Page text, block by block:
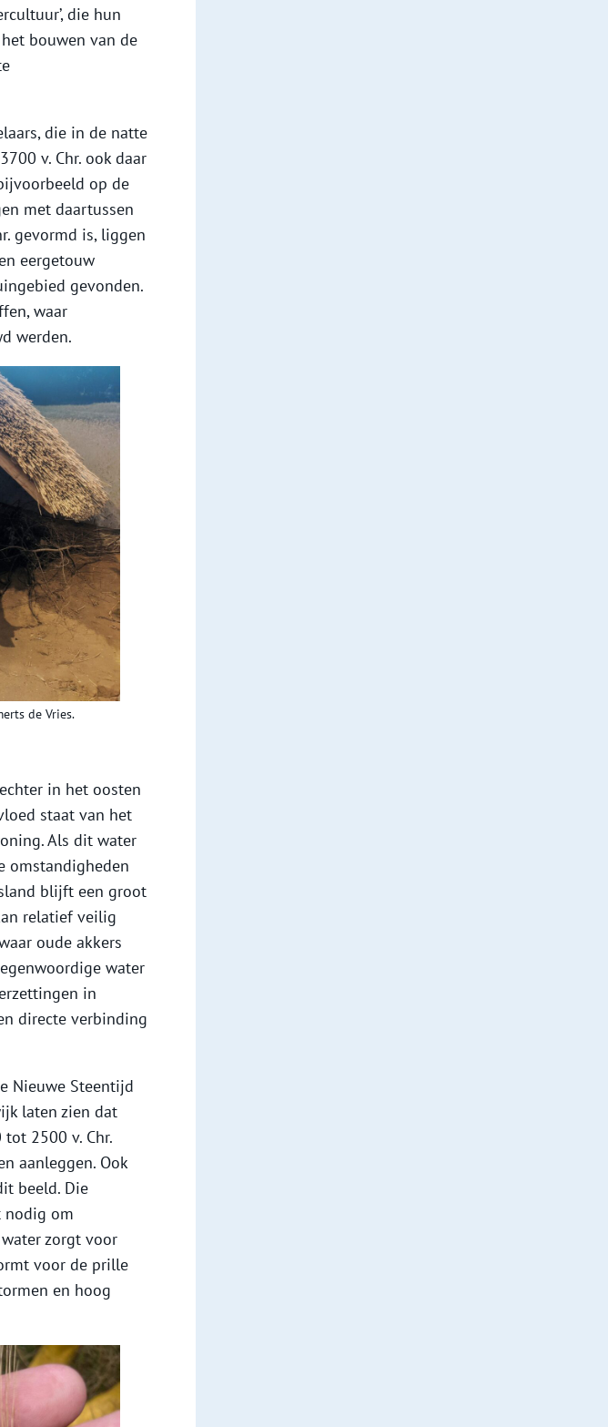
die hun
bouwen van de
die in de natte
v. Chr. ook daar
op de
met daartussen
gevormd is, liggen
eergetouw
gevonden.
waar
werden.
de Vries.
in het oosten
staat van het
Als dit water
omstandigheden
blijft een groot
relatief veilig
oude akkers
water
in
directe verbinding
Nieuwe Steentijd
laten zien dat
tot 2500 v. Chr.
aanleggen. Ook
beeld. Die
nodig om
zorgt voor
voor de prille
en hoog